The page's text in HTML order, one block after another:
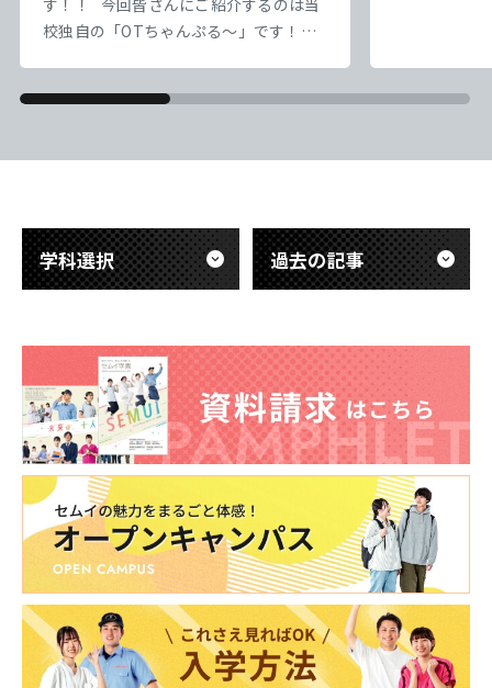
校独自の「OTちゃんぷる～」です！！
しています。 「OTちゃんぷる～」は、
ことを目的とした取り組みです。 2年生
ベントに取り組んだり
ろ、10日を
一日一日を
学科選択 過去の記事
東海医療科学
専門学校
東海歯科医療
専門学校
東海医療工学
専門学校
東海医療科学
専門学校
東海歯科医療
専門学校
東海医療工学
専門学校
東海医療科学
専門学校
東海歯科医療
専門学校
東海医療工学
専門学校
東海医療科学
専門学校
東海歯科医療
専門学校
東海医療工学
専門学校